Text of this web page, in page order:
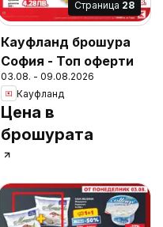
Cтраница 28
Кауфланд брошура
София - Топ оферти
03.08. - 09.08.2026
Кауфланд
Цена в
брошурата